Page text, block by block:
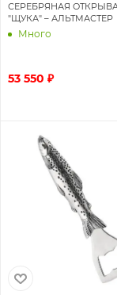
СЕРЕБРЯНАЯ
"ЩУКА" – АЛЬТМАСТЕР
Много
53 550 ₽